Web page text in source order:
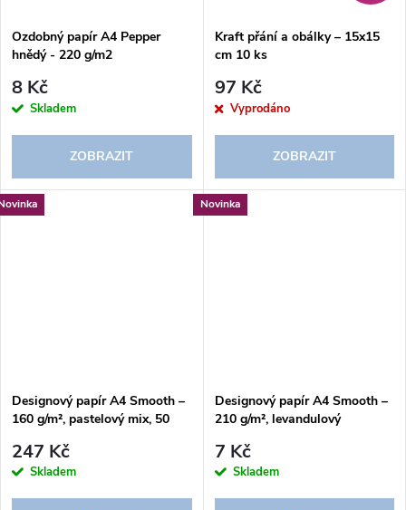
Ozdobný papír A4 Pepper
hnědý - 220 g/m2
8 Kč
Skladem
ZOBRAZIT
Kraft přání a obálky – 15x15
cm 10 ks
97 Kč
Vyprodáno
ZOBRAZIT
Designový papír A4 Smooth –
160 g/m², pastelový mix, 50
247 Kč
Skladem
Novinka
Designový papír A4 Smooth –
210 g/m², levandulový
7 Kč
Skladem